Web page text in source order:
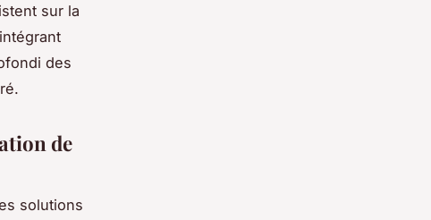
sur la
des
de
solutions